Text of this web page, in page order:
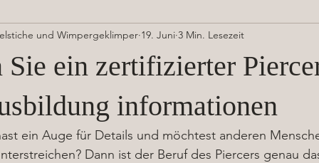
Sie ein zertifizierter
informationen
und Wimpergeklimper 19. Juni 3 Min. Lesezeit
ein Auge für Details und möchtest anderen
Dann ist der Beruf des Piercers genau